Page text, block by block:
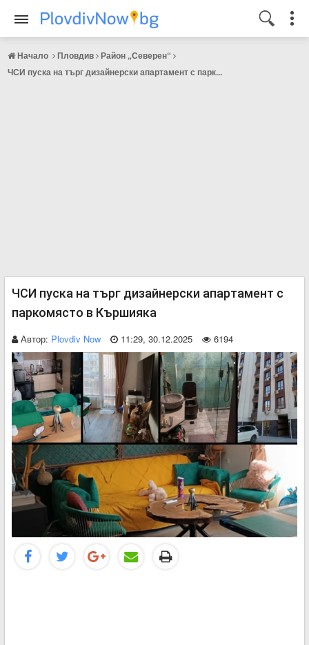
Начало Пловдив Район „Северен“
ЧСИ пуска на търг дизайнерски апартамент с парк...
ЧСИ пуска на търг дизайнерски апартамент с
паркомясто в Кършияка
Автор: Plovdiv Now 11:29, 30.12.2025 6194